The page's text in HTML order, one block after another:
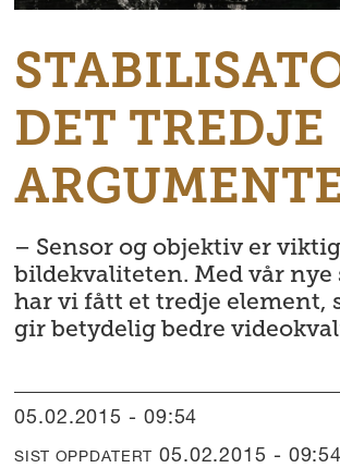
DET TREDJE
– Sensor og objektiv er
bildekvaliteten. Med vår
har vi fått et tredje element,
gir betydelig bedre
05.02.2015 - 09:54
SIST OPPDATERT 05.02.2015 - 09:54